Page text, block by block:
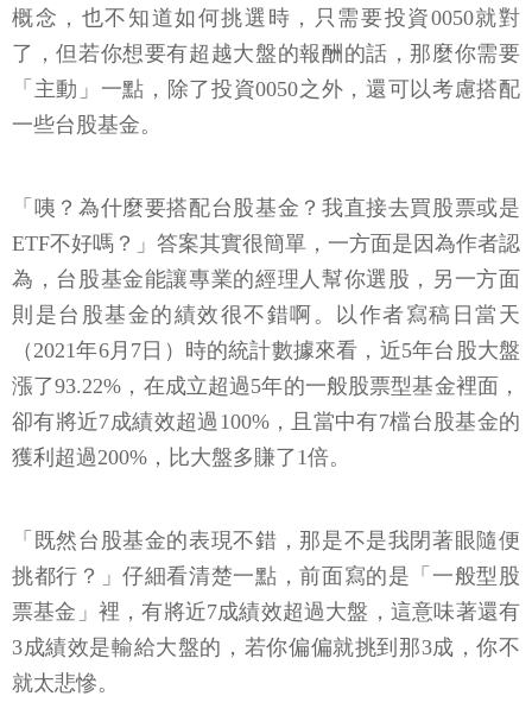
概念，也不知道如何挑選時，只需要投資0050就對
了，但若你想要有超越大盤的報酬的話，那麼你需要
「主動」一點，除了投資0050之外，還可以考慮搭配
一些台股基金。
「咦？為什麼要搭配台股基金？我直接去買股票或是
ETF不好嗎？」答案其實很簡單，一方面是因為作者認
為，台股基金能讓專業的經理人幫你選股，另一方面
則是台股基金的績效很不錯啊。以作者寫稿日當天
（2021年6月7日）時的統計數據來看，近5年台股大盤
漲了93.22%，在成立超過5年的一般股票型基金裡面，
卻有將近7成績效超過100%，且當中有7檔台股基金的
獲利超過200%，比大盤多賺了1倍。
「既然台股基金的表現不錯，那是不是我閉著眼隨便
挑都行？」仔細看清楚一點，前面寫的是「一般型股
票基金」裡，有將近7成績效超過大盤，這意味著還有
3成績效是輸給大盤的，若你偏偏就挑到那3成，你不
就太悲慘。